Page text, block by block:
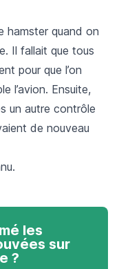
hamster quand on
Il fallait que tous
pour que l’on
l’avion. Ensuite,
un autre contrôle
de nouveau
les
sur
?